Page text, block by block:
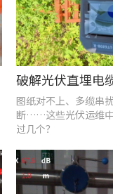
图纸对不上、多缆串
断……这些光伏运维
过几个？